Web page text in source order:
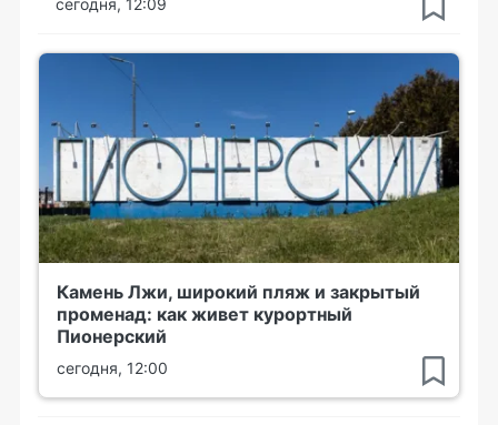
Камень Лжи, широкий пляж и закрытый
променад: как живет курортный
Пионерский
сегодня, 12:00